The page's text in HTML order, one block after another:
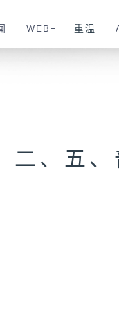
WEB+ 重温
二、五、